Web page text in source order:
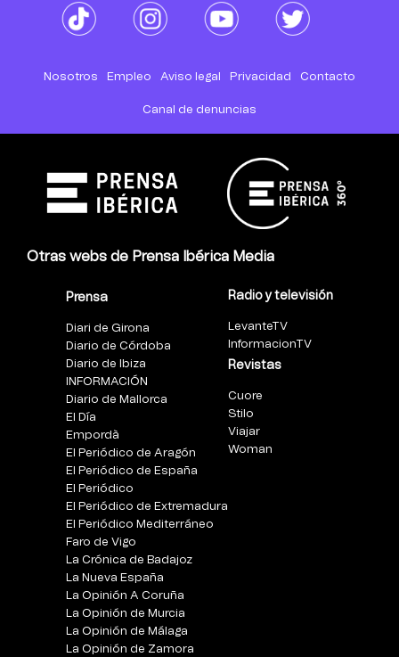
Nosotros Empleo Aviso legal Privacidad Contacto
Canal de denuncias
Otras webs de Prensa Ibérica Media
Prensa
Diari de Girona
Diario de Córdoba
Diario de Ibiza
INFORMACIÓN
Diario de Mallorca
El Día
Empordà
El Periódico de Aragón
El Periódico de España
El Periódico
El Periódico de Extremadura
El Periódico Mediterráneo
Faro de Vigo
La Crónica de Badajoz
La Nueva España
La Opinión A Coruña
La Opinión de Murcia
La Opinión de Málaga
La Opinión de Zamora
Radio y televisión
LevanteTV
InformacionTV
Revistas
Cuore
Stilo
Viajar
Woman